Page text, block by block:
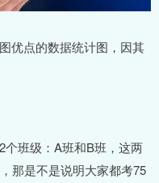
优点的数据统计图，因其
班级：A班和B班，这两
那是不是说明大家都考75